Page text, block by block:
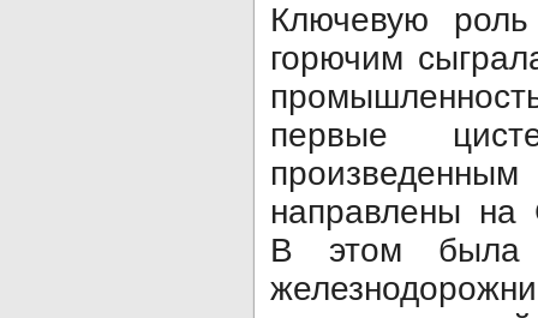
Ключевую
горючим
первые
направлены на
В этом была